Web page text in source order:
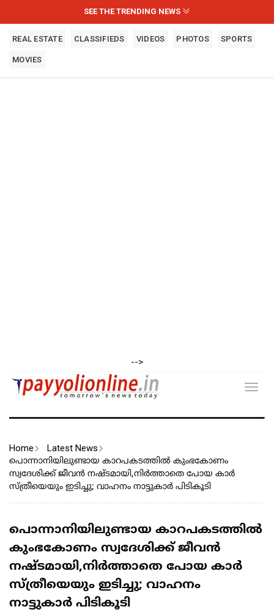
SEE THE TRENDING NEWS
REAL ESTATE CLASSIFIEDS VIDEOS PHOTOS SPORTS
MOVIES
-->
Home Latest News
പൊന്നാനിയിലുണ്ടായ കാറപകടത്തില്‍ കുംഭകോണം
സ്വദേശിക്ക് ജീവൻ നഷ്ടമായി,നിര്‍ത്താതെ പോയ കാര്‍
സ്ത്രീയെയും ഇടിച്ചു; വാഹനം നാട്ടുകാര്‍ പിടികൂടി
പൊന്നാനിയിലുണ്ടായ കാറപകടത്തില്‍
കുംഭകോണം സ്വദേശിക്ക് ജീവൻ
നഷ്ടമായി,നിര്‍ത്താതെ പോയ കാര്‍
സ്ത്രീയെയും ഇടിച്ചു; വാഹനം
നാട്ടുകാര്‍ പിടികൂടി